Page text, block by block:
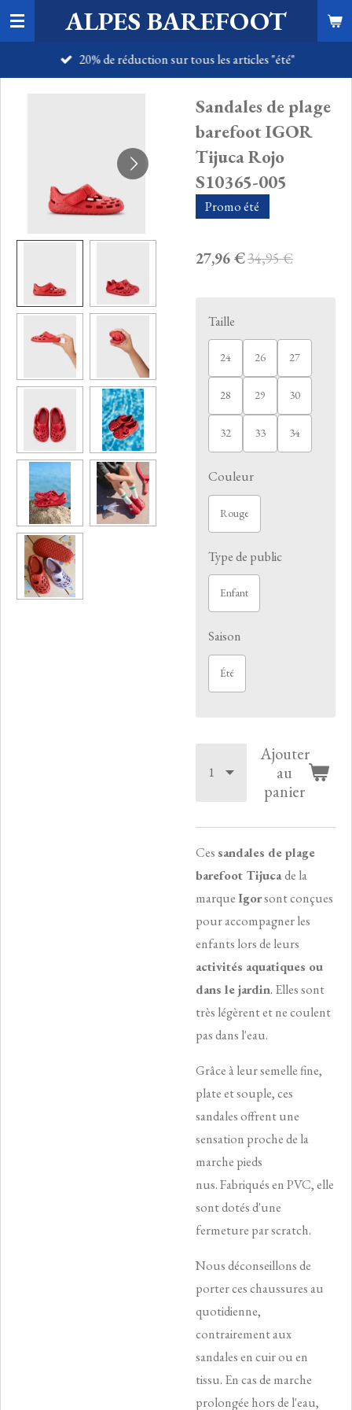
Passer
au
ALPES BAREFOOT
20% de réduction sur tous les articles "été"
Sandales de plage
barefoot IGOR
Tijuca Rojo
S10365-005
Promo été
27,96 €34,95 €
Taille
24 26 27
28 29 30
32 33 34
Couleur
Rouge
Type de public
Enfant
Saison
Été
Ajouter
au
panier
​Cessandales de plage
barefoot Tijucade la
marqueIgorsont conçues
pour accompagner les
enfants lors de leurs
activités aquatiques ou
dans le jardin. Elles sont
très légèrent et ne coulent
pas dans l'eau.
Grâce à leur semelle fine,
plate et souple, ces
sandales offrent une
sensation proche de la
marche pieds
nus.Fabriqués en PVC, elle
sont dotés d'une
fermeture par scratch.
Nous déconseillons de
porter ces chaussures au
quotidienne,
contrairement aux
sandales en cuir ou en
tissu. En cas de marche
prolongée hors de l'eau,